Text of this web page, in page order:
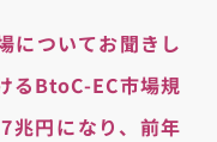
についてお聞きし
るBtoC-EC市場規
兆円になり、前年